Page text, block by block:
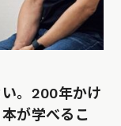
。200年かけ
が学べるこ